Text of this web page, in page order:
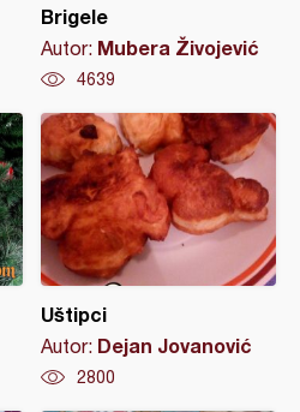
Brigele
Autor: Mubera Živojević
4639
Uštipci
Autor: Dejan Jovanović
2800